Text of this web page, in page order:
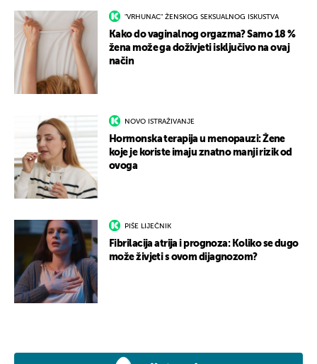
"VRHUNAC" ŽENSKOG SEKSUALNOG ISKUSTVA
Kako do vaginalnog orgazma? Samo 18 %
žena može ga doživjeti isključivo na ovaj
način
NOVO ISTRAŽIVANJE
Hormonska terapija u menopauzi: Žene
koje je koriste imaju znatno manji rizik od
ovoga
PIŠE LIJEČNIK
Fibrilacija atrija i prognoza: Koliko se dugo
može živjeti s ovom dijagnozom?